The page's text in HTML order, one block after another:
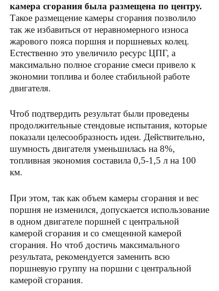
камера сгорания была размещена по центру.
Такое размещение камеры сгорания позволило
так же избавиться от неравномерного износа
жарового пояса поршня и поршневых колец.
Естественно это увеличило ресурс ЦПГ, а
максимально полное сгорание смеси привело к
экономии топлива и более стабильной работе
двигателя.
Чтоб подтвердить результат были проведены
продолжительные стендовые испытания, которые
показали целесообразность идеи. Действительно,
шумность двигателя уменьшилась на 8%,
топливная экономия составила 0,5-1,5 л на 100
км.
При этом, так как объем камеры сгорания и вес
поршня не изменился, допускается использование
в одном двигателе поршней с центральной
камерой сгорания и со смещенной камерой
сгорания. Но чтоб достичь максимального
результата, рекомендуется заменить всю
поршневую группу на поршни с центральной
камерой сгорания.